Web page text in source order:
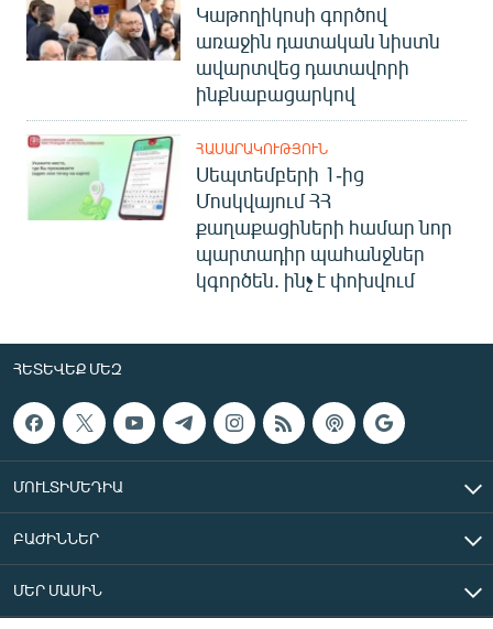
Կաթողիկոսի գործով
առաջին դատական նիստն
ավարտվեց դատավորի
ինքնաբացարկով
ՀԱՍԱՐԱԿՈՒԹՅՈՒՆ
Սեպտեմբերի 1-ից
Մոսկվայում ՀՀ
քաղաքացիների համար նոր
պարտադիր պահանջներ
կգործեն. ինչ է փոխվում
ՀԵՏԵՎԵՔ ՄԵԶ
ՄՈՒԼՏԻՄԵԴԻԱ
ԲԱԺԻՆՆԵՐ
ՄԵՐ ՄԱՍԻՆ